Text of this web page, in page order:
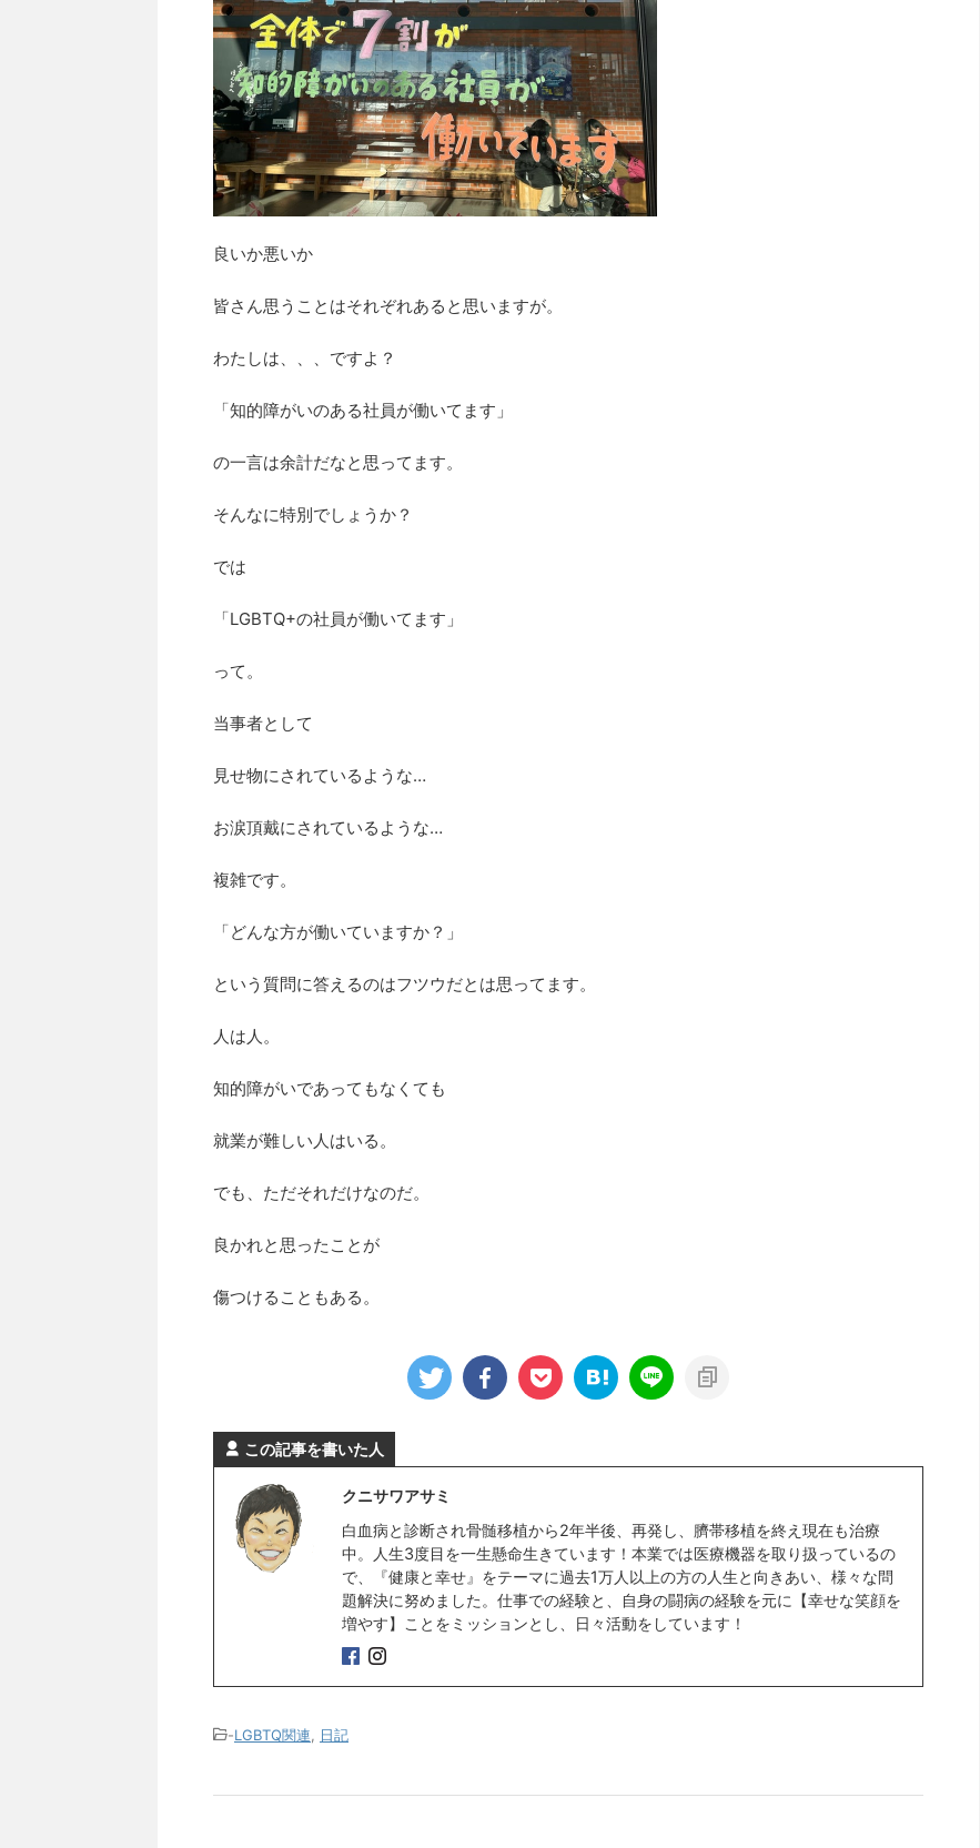
良いか悪いか
皆さん思うことはそれぞれあると思いますが。
わたしは、、、ですよ？
「知的障がいのある社員が働いてます」
の一言は余計だなと思ってます。
そんなに特別でしょうか？
では
「LGBTQ+の社員が働いてます」
って。
当事者として
見せ物にされているような…
お涙頂戴にされているような…
複雑です。
「どんな方が働いていますか？」
という質問に答えるのはフツウだとは思ってます。
人は人。
知的障がいであってもなくても
就業が難しい人はいる。
でも、ただそれだけなのだ。
良かれと思ったことが
傷つけることもある。
この記事を書いた人
クニサワアサミ
白血病と診断され骨髄移植から2年半後、再発し、臍帯移植を終え現在も治療
中。人生3度目を一生懸命生きています！本業では医療機器を取り扱っているの
で、『健康と幸せ』をテーマに過去1万人以上の方の人生と向きあい、様々な問
題解決に努めました。仕事での経験と、自身の闘病の経験を元に【幸せな笑顔を
増やす】ことをミッションとし、日々活動をしています！
-LGBTQ関連 日記